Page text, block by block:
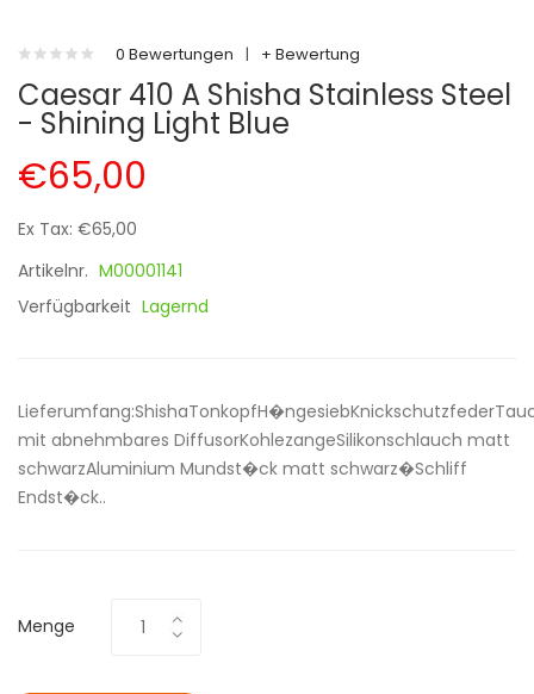
0 Bewertungen | + Bewertung
Caesar 410 A Shisha Stainless Steel
- Shining Light Blue
€65,00
Ex Tax: €65,00
Artikelnr. M00001141
Verfügbarkeit Lagernd
mit abnehmbares DiffusorKohlezangeSilikonschlauch matt
schwarzAluminium Mundst�ck matt schwarz�Schliff
Endst�ck..
Menge